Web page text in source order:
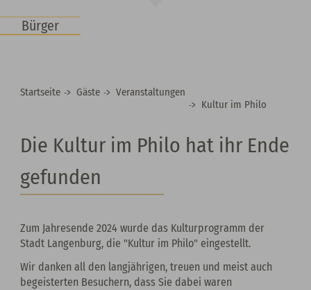
Bürger
Startseite Gäste
Veranstaltungen
Kultur im Philo
Die Kultur im Philo hat ihr Ende
gefunden
Zum Jahresende 2024 wurde das Kulturprogramm der
Stadt Langenburg, die "Kultur im Philo" eingestellt.
Wir danken all den langjährigen, treuen und meist auch
begeisterten Besuchern, dass Sie dabei waren